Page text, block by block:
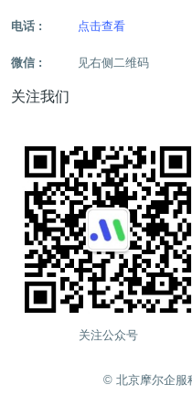
电话 : 点击查看
微信 : 见右侧二维码
关注我们
关注公众号
©️ 北京摩尔企服